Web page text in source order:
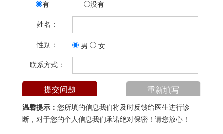
有
没有
姓名：
性别： 男 女
联系方式：
温馨提示： 您所填的信息我们将及时反馈给医生进行诊
断，对于您的个人信息我们承诺绝对保密！请您放心！